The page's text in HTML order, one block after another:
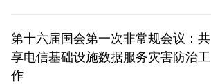
第十六届国会第一次非常规会议：共
享电信基础设施数据服务灾害防治工
作